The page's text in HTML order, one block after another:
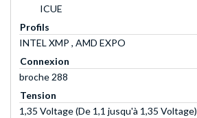
ICUE
Profils
INTEL XMP , AMD EXPO
Connexion
broche 288
Tension
1,35 Voltage (De 1,1 jusqu'à 1,35 Voltage)